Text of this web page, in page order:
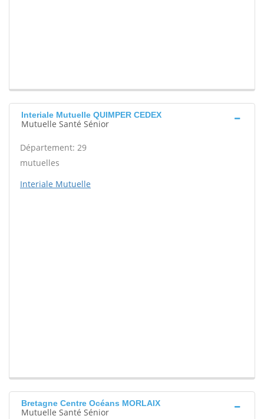
Interiale Mutuelle QUIMPER CEDEX
Mutuelle Santé Sénior
Département: 29
mutuelles
Interiale Mutuelle
Bretagne Centre Océans MORLAIX
Mutuelle Santé Sénior